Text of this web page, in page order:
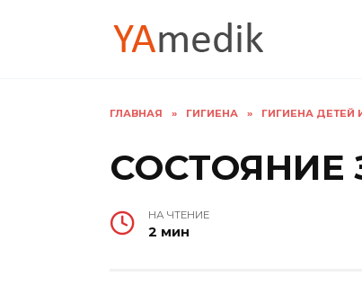
ГЛАВНАЯ » ГИГИЕНА » ГИГИЕНА ДЕТЕЙ
СОСТОЯНИЕ
НА ЧТЕНИЕ
2 мин